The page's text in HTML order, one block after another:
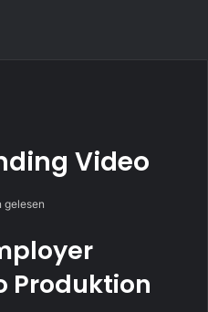
Video
gelesen
Produktion